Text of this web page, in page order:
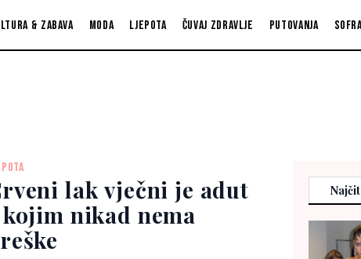
& zabava Moda Ljepota Čuvaj zdravlje Putovanja
lak vječni je adut
kojim nikad nema